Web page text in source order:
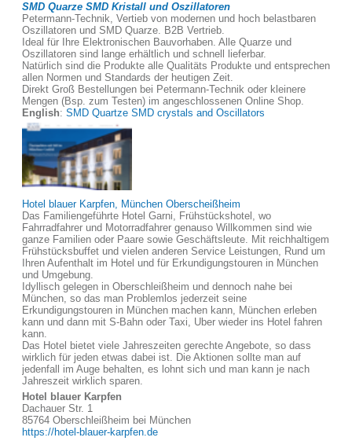
SMD Quarze SMD Kristall und Oszillatoren
Petermann-Technik, Vertieb von modernen und hoch belastbaren
Oszillatoren und SMD Quarze. B2B Vertrieb.
Ideal für Ihre Elektronischen Bauvorhaben. Alle Quarze und
Oszillatoren sind lange erhältlich und schnell lieferbar.
Natürlich sind die Produkte alle Qualitäts Produkte und entsprechen
allen Normen und Standards der heutigen Zeit.
Direkt Groß Bestellungen bei Petermann-Technik oder kleinere
Mengen (Bsp. zum Testen) im angeschlossenen Online Shop.
English: SMD Quartze SMD crystals and Oscillators
Hotel blauer Karpfen, München Oberscheißheim
Das Familiengeführte Hotel Garni, Frühstückshotel, wo
Fahrradfahrer und Motorradfahrer genauso Willkommen sind wie
ganze Familien oder Paare sowie Geschäftsleute. Mit reichhaltigem
Frühstücksbuffet und vielen anderen Service Leistungen, Rund um
Ihren Aufenthalt im Hotel und für Erkundigungstouren in München
und Umgebung.
Idyllisch gelegen in Oberschleißheim und dennoch nahe bei
München, so das man Problemlos jederzeit seine
Erkundigungstouren in München machen kann, München erleben
kann und dann mit S-Bahn oder Taxi, Uber wieder ins Hotel fahren
kann.
Das Hotel bietet viele Jahreszeiten gerechte Angebote, so dass
wirklich für jeden etwas dabei ist. Die Aktionen sollte man auf
jedenfall im Auge behalten, es lohnt sich und man kann je nach
Jahreszeit wirklich sparen.
Hotel blauer Karpfen
Dachauer Str. 1
85764 Oberschleißheim bei München
https://hotel-blauer-karpfen.de